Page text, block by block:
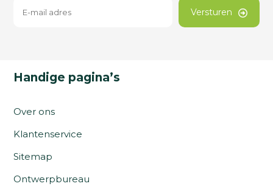
Versturen
Handige pagina’s
Over ons
Klantenservice
Sitemap
Ontwerpbureau